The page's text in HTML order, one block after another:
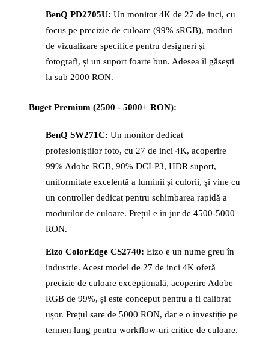
BenQ PD2705U: Un monitor 4K de 27 de inci, cu
focus pe precizie de culoare (99% sRGB), moduri
de vizualizare specifice pentru designeri și
fotografi, și un suport foarte bun. Adesea îl găsești
la sub 2000 RON.
Buget Premium (2500 - 5000+ RON):
BenQ SW271C: Un monitor dedicat
profesioniștilor foto, cu 27 de inci 4K, acoperire
99% Adobe RGB, 90% DCI-P3, HDR suport,
uniformitate excelentă a luminii și culorii, și vine cu
un controller dedicat pentru schimbarea rapidă a
modurilor de culoare. Prețul e în jur de 4500-5000
RON.
Eizo ColorEdge CS2740: Eizo e un nume greu în
industrie. Acest model de 27 de inci 4K oferă
precizie de culoare excepțională, acoperire Adobe
RGB de 99%, și este conceput pentru a fi calibrat
ușor. Prețul sare de 5000 RON, dar e o investiție pe
termen lung pentru workflow-uri critice de culoare.